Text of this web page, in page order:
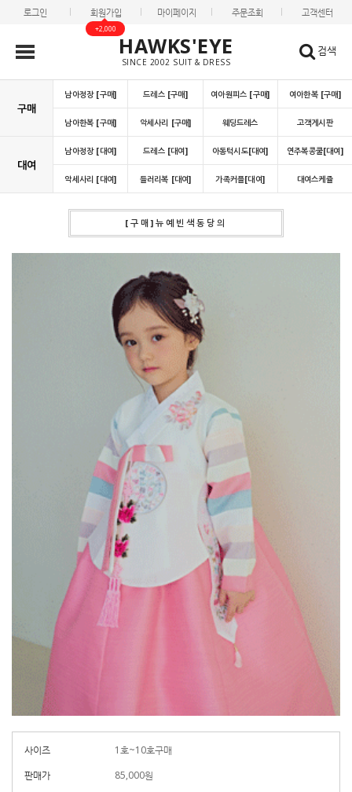
로그인 회원가입
+2,000
마이페이지 주문조회 고객센터
HAWKS'EYE
SINCE 2002 SUIT & DRESS
검색
구매
남아정장 [구매] 드레스 [구매] 여아원피스 [구매] 여아한복 [구매]
남아한복 [구매] 악세사리 [구매] 웨딩드레스 고객게시판
대여
남아정장 [대여] 드레스 [대여] 아동턱시도[대여] 연주복콩쿨[대여]
악세사리 [대여] 들러리복 [대여] 가족커플[대여] 대여스케쥴
[구매]뉴예빈색동당의
사이즈
1호~10호구매
판매가
85,000원